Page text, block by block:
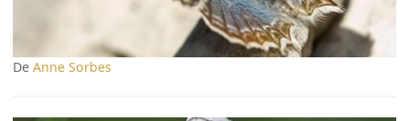
DeAnne Sorbes